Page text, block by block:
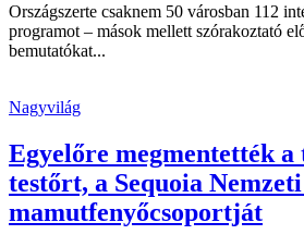
Országszerte csaknem 50 városban 112
programot – mások mellett szórakoztató
bemutatókat...
Nagyvilág
Egyelőre megmentették a
testőrt, a Sequoia
mamutfenyőcsoportját